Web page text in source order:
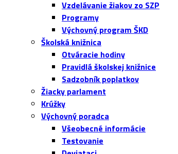
Vzdelávanie žiakov zo SZP
Programy
Výchovný program ŠKD
Školská knižnica
Otváracie hodiny
Pravidlá školskej knižnice
Sadzobník poplatkov
Žiacky parlament
Krúžky
Výchovný poradca
Všeobecné informácie
Testovanie